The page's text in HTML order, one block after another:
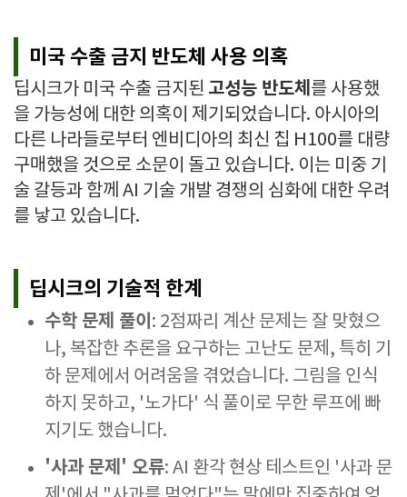
미국 수출 금지 반도체 사용 의혹
딥시크가 미국 수출 금지된 고성능 반도체 를 사용했
을 가능성에 대한 의혹이 제기되었습니다. 아시아의
다른 나라들로부터 엔비디아의 최신 칩 H100를 대량
구매했을 것으로 소문이 돌고 있습니다. 이는 미중 기
술 갈등과 함께 AI 기술 개발 경쟁의 심화에 대한 우려
를 낳고 있습니다.
딥시크의 기술적 한계
수학 문제 풀이 : 2점짜리 계산 문제는 잘 맞혔으
나, 복잡한 추론을 요구하는 고난도 문제, 특히 기
하 문제에서 어려움을 겪었습니다. 그림을 인식
하지 못하고, '노가다' 식 풀이로 무한 루프에 빠
지기도 했습니다.
'사과 문제' 오류: AI 환각 현상 테스트인 '사과 문